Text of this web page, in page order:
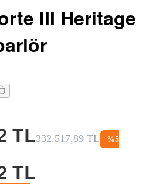
III Heritage
TL332.517,89 TL %5
TL